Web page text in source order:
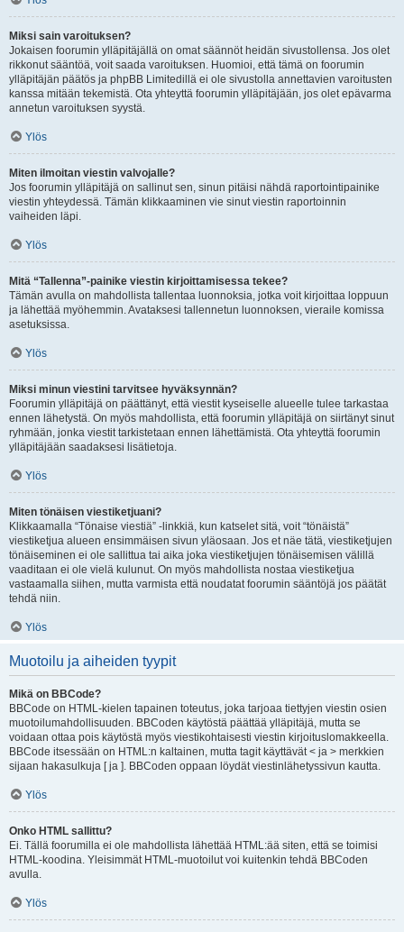
Miksi sain varoituksen?
Jokaisen foorumin ylläpitäjällä on omat säännöt heidän sivustollensa. Jos olet
rikkonut sääntöä, voit saada varoituksen. Huomioi, että tämä on foorumin
ylläpitäjän päätös ja phpBB Limitedillä ei ole sivustolla annettavien varoitusten
kanssa mitään tekemistä. Ota yhteyttä foorumin ylläpitäjään, jos olet epävarma
annetun varoituksen syystä.
Ylös
Miten ilmoitan viestin valvojalle?
Jos foorumin ylläpitäjä on sallinut sen, sinun pitäisi nähdä raportointipainike
viestin yhteydessä. Tämän klikkaaminen vie sinut viestin raportoinnin
vaiheiden läpi.
Ylös
Mitä “Tallenna”-painike viestin kirjoittamisessa tekee?
Tämän avulla on mahdollista tallentaa luonnoksia, jotka voit kirjoittaa loppuun
ja lähettää myöhemmin. Avataksesi tallennetun luonnoksen, vieraile komissa
asetuksissa.
Ylös
Miksi minun viestini tarvitsee hyväksynnän?
Foorumin ylläpitäjä on päättänyt, että viestit kyseiselle alueelle tulee tarkastaa
ennen lähetystä. On myös mahdollista, että foorumin ylläpitäjä on siirtänyt sinut
ryhmään, jonka viestit tarkistetaan ennen lähettämistä. Ota yhteyttä foorumin
ylläpitäjään saadaksesi lisätietoja.
Ylös
Miten tönäisen viestiketjuani?
Klikkaamalla “Tönaise viestiä” -linkkiä, kun katselet sitä, voit “tönäistä”
viestiketjua alueen ensimmäisen sivun yläosaan. Jos et näe tätä, viestiketjujen
tönäiseminen ei ole sallittua tai aika joka viestiketjujen tönäisemisen välillä
vaaditaan ei ole vielä kulunut. On myös mahdollista nostaa viestiketjua
vastaamalla siihen, mutta varmista että noudatat foorumin sääntöjä jos päätät
tehdä niin.
Ylös
Muotoilu ja aiheiden tyypit
Mikä on BBCode?
BBCode on HTML-kielen tapainen toteutus, joka tarjoaa tiettyjen viestin osien
muotoilumahdollisuuden. BBCoden käytöstä päättää ylläpitäjä, mutta se
voidaan ottaa pois käytöstä myös viestikohtaisesti viestin kirjoituslomakkeella.
BBCode itsessään on HTML:n kaltainen, mutta tagit käyttävät < ja > merkkien
sijaan hakasulkuja [ ja ]. BBCoden oppaan löydät viestinlähetyssivun kautta.
Ylös
Onko HTML sallittu?
Ei. Tällä foorumilla ei ole mahdollista lähettää HTML:ää siten, että se toimisi
HTML-koodina. Yleisimmät HTML-muotoilut voi kuitenkin tehdä BBCoden
avulla.
Ylös